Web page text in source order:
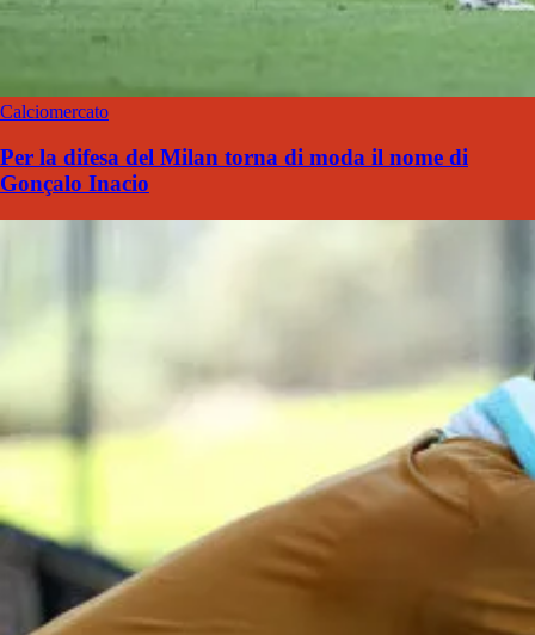
Calciomercato
Per la difesa del Milan torna di moda il nome di
Gonçalo Inacio